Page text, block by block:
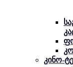
კინო-